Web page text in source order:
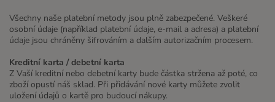
Všechny naše platební metody jsou plně zabezpečené. Veškeré
osobní údaje (například platební údaje, e-mail a adresa) a platební
údaje jsou chráněny šifrováním a dalším autorizačním procesem.
Kreditní karta / debetní karta
Z Vaší kreditní nebo debetní karty bude částka stržena až poté, co
zboží opustí náš sklad. Při přidávání nové karty můžete zvolit
uložení údajů o kartě pro budoucí nákupy.